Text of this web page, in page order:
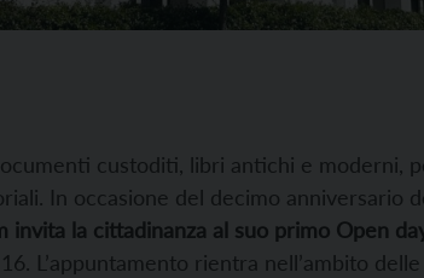
custoditi, libri antichi e moderni,
In occasione del decimo anniversario
invita la cittadinanza al suo primo Open
L’appuntamento rientra nell’ambito